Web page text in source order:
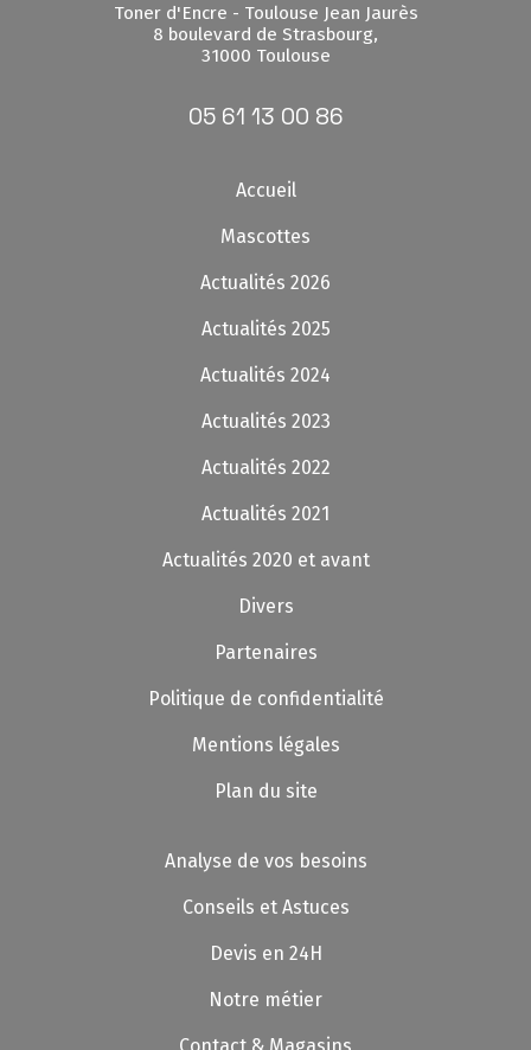
Toner d'Encre - Toulouse Jean Jaurès
8 boulevard de Strasbourg,
31000 Toulouse
05 61 13 00 86
Accueil
Mascottes
Actualités 2026
Actualités 2025
Actualités 2024
Actualités 2023
Actualités 2022
Actualités 2021
Actualités 2020 et avant
Divers
Partenaires
Politique de confidentialité
Mentions légales
Plan du site
Analyse de vos besoins
Conseils et Astuces
Devis en 24H
Notre métier
Contact & Magasins